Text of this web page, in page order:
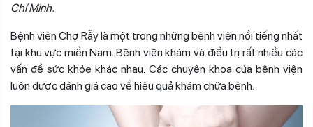
Chí Minh.
Bệnh viện Chợ Rẫy là một trong những bệnh viện nổi tiếng nhất
tại khu vực miền Nam. Bệnh viện khám và điều trị rất nhiều các
vấn đề sức khỏe khác nhau. Các chuyên khoa của bệnh viện
luôn được đánh giá cao về hiệu quả khám chữa bệnh.